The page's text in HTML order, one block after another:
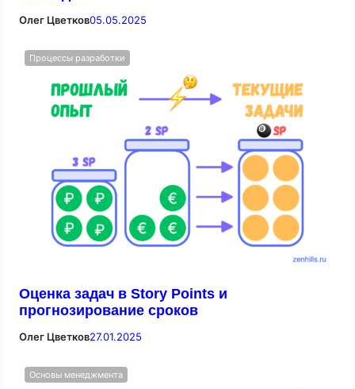
Олег Цветков05.05.2025
Оценка задач в Story Points и
прогнозирование сроков
Олег Цветков27.01.2025
Процессы разработки
Основы менеджмента